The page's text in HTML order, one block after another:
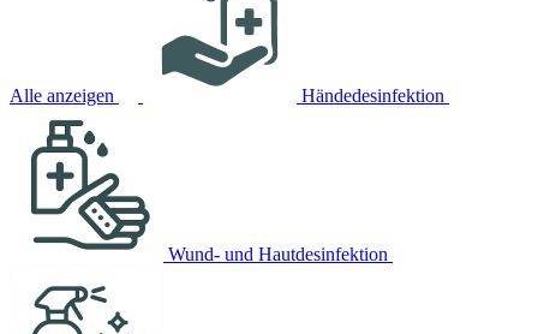
Alle anzeigen Händedesinfektion
Wund- und Hautdesinfektion